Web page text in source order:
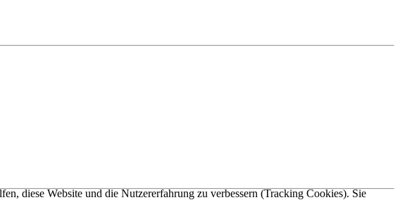
diese Website und die Nutzererfahrung zu verbessern (Tracking Cookies). Sie